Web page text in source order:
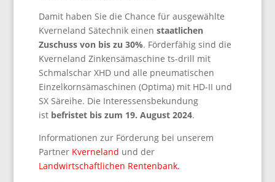
Damit haben Sie die Chance für ausgewählte
Kverneland Sätechnik einen staatlichen
Zuschuss von bis zu 30%. Förderfähig sind die
Kverneland Zinkensämaschine ts-drill mit
Schmalschar XHD und alle pneumatischen
Einzelkornsämaschinen (Optima) mit HD-II und
SX Säreihe. Die Interessensbekundung
ist befristet bis zum 19. August 2024.
Informationen zur Förderung bei unserem
Partner Kverneland und der
Landwirtschaftlichen Rentenbank.